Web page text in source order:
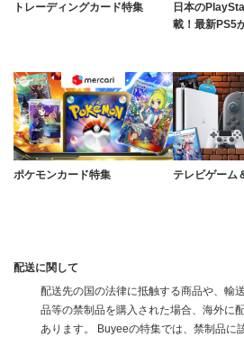
トレーディングカード特集
日本の
載！最新PS5
ポケモンカード特集 テレビゲーム
配送に関して
配送先の国の法律に抵触する商品や、輸
品等の禁制品を購入された場合、海外に
あります。 Buyeeの特集では、禁制品に